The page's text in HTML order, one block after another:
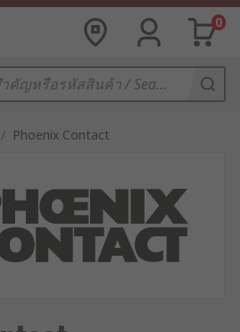
0
/ Phoenix Contact